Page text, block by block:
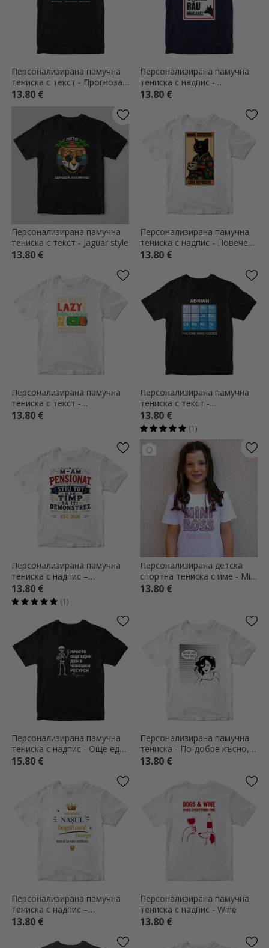
Персонализирана памучна
тениска с текст - Прогноза
за бирата
13.80 €
Персонализирана памучна
тениска с надпис -
Внимание, опасен куче!
13.80 €
Персонализирана памучна
тениска с текст - Jaguar style
13.80 €
Персонализирана памучна
тениска с надпис - Повече
еспресо, по-малко депресия
13.80 €
Персонализирана памучна
тениска с текст -
Енергоспестяващ режим
13.80 €
Персонализирана памучна
тениска с текст -
Периодична таблица на
разработчиците
13.80 €
(1)
Персонализирана памучна
тениска с надпис –
„Пенсионер, знам всичко“
13.80 €
(1)
Персонализирана детска
спортна тениска с име - Mini
Boss
13.80 €
Персонализирана памучна
тениска с надпис - Още един
ден
15.80 €
Персонализирана памучна
тениска - По-добре късно,
отколкото грозно
13.80 €
Персонализирана памучна
тениска с надпис –
„Богатият нос“
13.80 €
Персонализирана памучна
тениска с надпис - Wine
13.80 €